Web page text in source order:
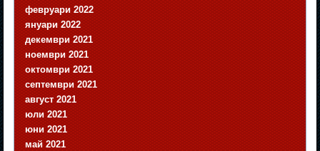
февруари 2022
януари 2022
декември 2021
ноември 2021
октомври 2021
септември 2021
август 2021
юли 2021
юни 2021
май 2021